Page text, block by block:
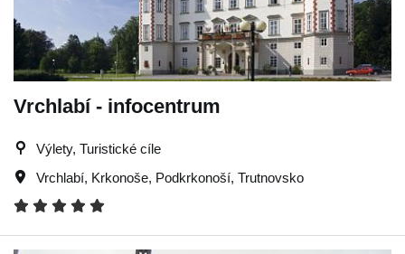
Vrchlabí - infocentrum
Výlety, Turistické cíle
Vrchlabí, Krkonoše, Podkrkonoší, Trutnovsko